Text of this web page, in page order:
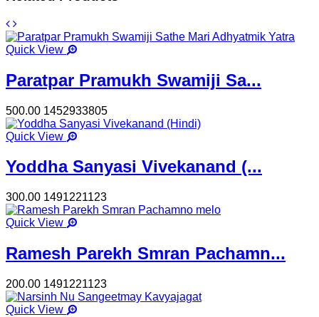
Quick View
Paratpar Pramukh Swamiji Sa...
500.00 1452933805
Quick View
Yoddha Sanyasi Vivekanand (...
300.00 1491221123
Quick View
Ramesh Parekh Smran Pachamn...
200.00 1491221123
Quick View